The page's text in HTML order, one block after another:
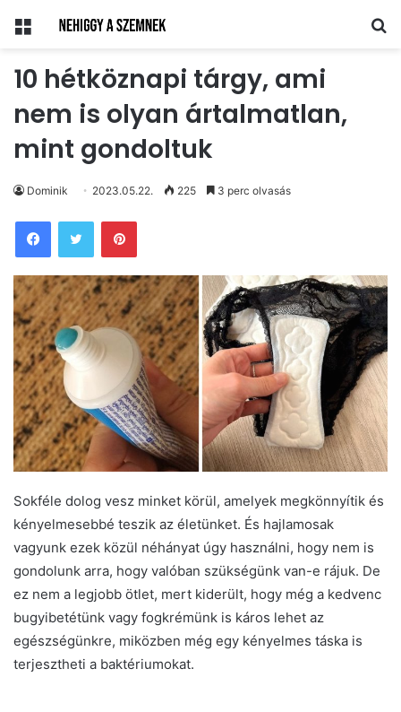
Menü
10 hétköznapi tárgy, ami
nem is olyan ártalmatlan,
mint gondoltuk
Dominik 2023.05.22. 225 3 perc olvasás
Pinterest
Sokféle dolog vesz minket körül, amelyek megkönnyítik és
kényelmesebbé teszik az életünket. És hajlamosak
vagyunk ezek közül néhányat úgy használni, hogy nem is
gondolunk arra, hogy valóban szükségünk van-e rájuk. De
ez nem a legjobb ötlet, mert kiderült, hogy még a kedvenc
bugyibetétünk vagy fogkrémünk is káros lehet az
egészségünkre, miközben még egy kényelmes táska is
terjesztheti a baktériumokat.